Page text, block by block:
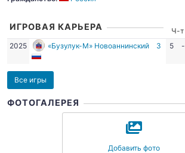
ИГРОВАЯ КАРЬЕРА Ч-т
2025
«Бузулук-М» Новоаннинский З 5 -
Все игры
ФОТОГАЛЕРЕЯ
Добавить фото